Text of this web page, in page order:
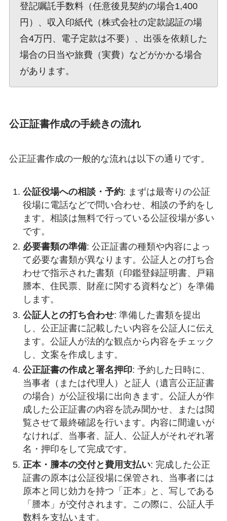
登記嘱託手数料（任意後見契約の場合1,400
円）、収入印紙代（株式会社の定款認証の場
合4万円、電子定款は不要）、出張を依頼した
場合の日当や旅費（実費）などがかかる場合
があります。
公正証書作成の手続きの流れ
公正証書作成の一般的な流れは以下の通りです。
公証役場への相談・予約: まずは最寄りの公証
役場に電話などで問い合わせ、相談の予約をし
ます。相談は無料で行っている公証役場が多い
です。
必要書類の準備: 公正証書の種類や内容によっ
て必要な書類が異なります。公証人との打ち合
わせで指示された書類（印鑑登録証明書、戸籍
謄本、住民票、財産に関する資料など）を準備
します。
公証人との打ち合わせ: 準備した書類を提出
し、公正証書に記載したい内容を公証人に伝え
ます。公証人が法的な観点から内容をチェック
し、文案を作成します。
公正証書の作成と署名押印: 予約した日時に、
当事者（または代理人）と証人（遺言公正証書
の場合）が公証役場に出向きます。公証人が作
成した公正証書の内容を読み聞かせ、または閲
覧させて最終確認を行います。内容に間違いが
なければ、当事者、証人、公証人がそれぞれ署
名・押印をして完成です。
正本・謄本の交付と費用支払い: 完成した公正
証書の原本は公証役場に保管され、当事者には
原本と同じ効力を持つ「正本」と、写しである
「謄本」が交付されます。この際に、公証人手
数料を支払います。